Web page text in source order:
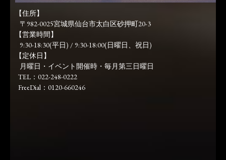
【住所】
〒982-0025宮城県仙台市太白区砂押町20-3
【営業時間】
9:30-18:30(平日) / 9:30-18:00(日曜日、祝日)
【定休日】
月曜日・イベント開催時・毎月第三日曜日
TEL：022-248-0222
FreeDial：0120-660246